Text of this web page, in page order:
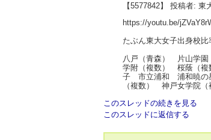
【5577842】 投稿者:
https://youtu.be/
たぶん東大女子出身校比
八戸（青森） 片山学
学附（複数） 桜蔭（
子 市立浦和 浦和暁
（複数） 神戸女学院
このスレッドの続きを見る
このスレッドに返信する